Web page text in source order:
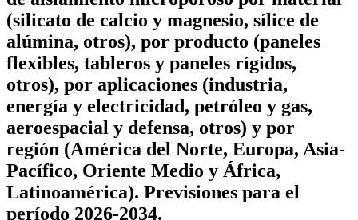
(silicato de calcio y magnesio, sílice de
alúmina, otros), por producto (paneles
flexibles, tableros y paneles rígidos,
otros), por aplicaciones (industria,
energía y electricidad, petróleo y gas,
aeroespacial y defensa, otros) y por
región (América del Norte, Europa, Asia-
Pacífico, Oriente Medio y África,
Latinoamérica). Previsiones para el
período 2026-2034.